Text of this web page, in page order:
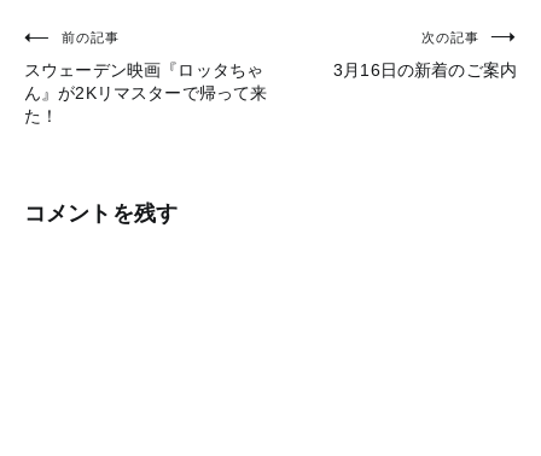
投
稿
ナ
ゲ
前の記事
スウェーデン映画『ロッタちゃ
ん』が2Kリマスターで帰って来
た！
次の記事
3月16日の新着のご案内
コメントを残す